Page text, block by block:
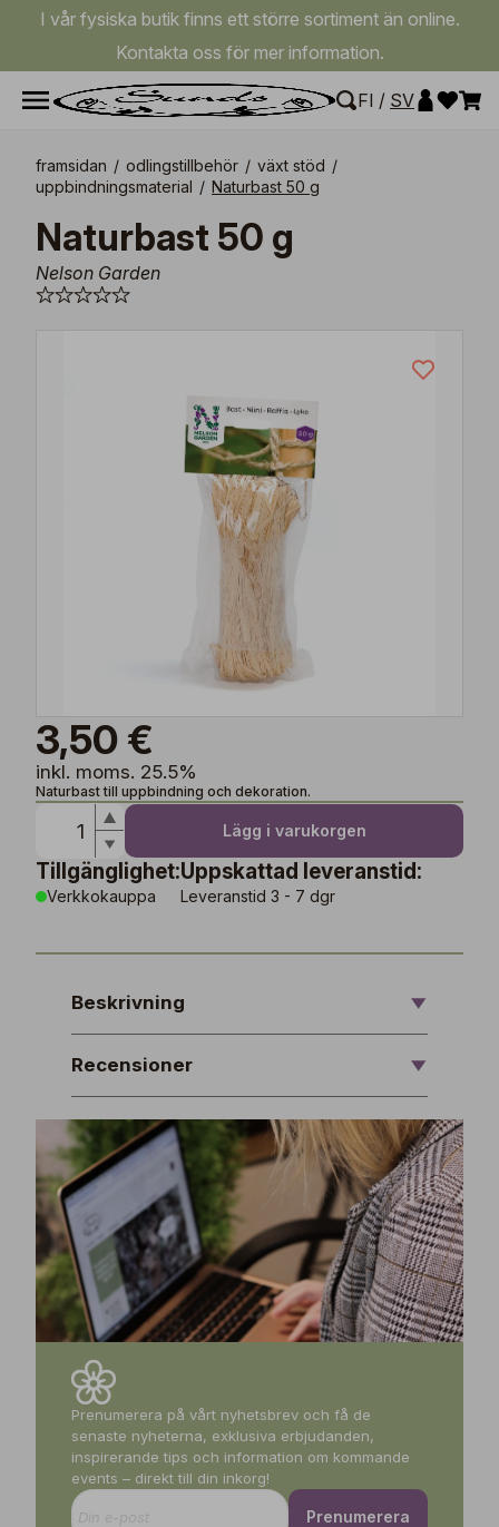
I vår fysiska butik finns ett större sortiment än online.
Kontakta oss för mer information.
FI / SV
framsidan / odlingstillbehör / växt stöd /
uppbindningsmaterial / Naturbast 50 g
Naturbast 50 g
Nelson Garden
3,50 €
inkl. moms. 25.5%
Naturbast till uppbindning och dekoration.
Lägg i varukorgen
Tillgänglighet:
Verkkokauppa
Uppskattad leveranstid:
Leveranstid 3 - 7 dgr
Beskrivning
Recensioner
Prenumerera på vårt nyhetsbrev och få de
senaste nyheterna, exklusiva erbjudanden,
inspirerande tips och information om kommande
events – direkt till din inkorg!
Prenumerera